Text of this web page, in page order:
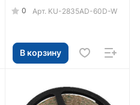
(80/2400)
0 Арт. KU-2835AD-60D-W
В корзину